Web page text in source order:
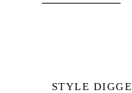
STYLE